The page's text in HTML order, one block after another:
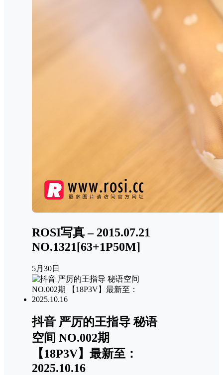
ROSI写真 – 2015.07.21
NO.1321[63+1P50M]
5月30日
抖音 严厉的王指导 秘语
空间 NO.002期
【18P3V】最新至：
2025.10.16